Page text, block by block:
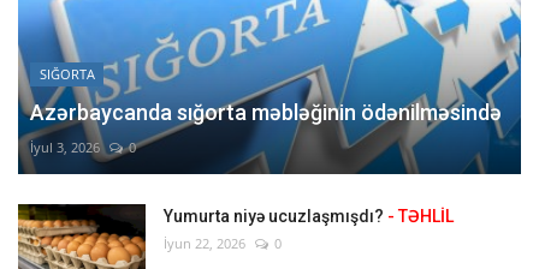
SIĞORTA
Azərbaycanda sığorta məbləğinin ödənilməsində
İyul 3, 2026 0
Yumurta niyə ucuzlaşmışdı? - TƏHLİL
İyun 22, 2026 0